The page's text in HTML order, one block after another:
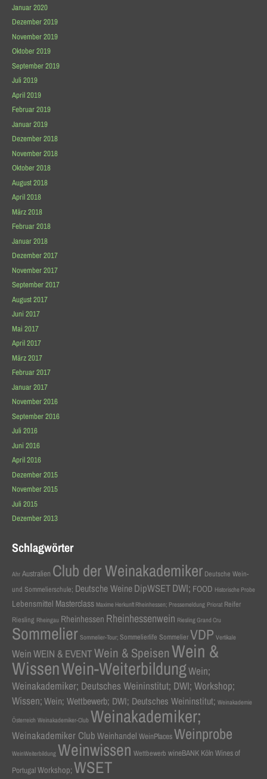
Januar 2020
Dezember 2019
November 2019
Oktober 2019
September 2019
Juli 2019
April 2019
Februar 2019
Januar 2019
Dezember 2018
November 2018
Oktober 2018
August 2018
April 2018
März 2018
Februar 2018
Januar 2018
Dezember 2017
November 2017
September 2017
August 2017
Juni 2017
Mai 2017
April 2017
März 2017
Februar 2017
Januar 2017
November 2016
September 2016
Juli 2016
Juni 2016
April 2016
Dezember 2015
November 2015
Juli 2015
Dezember 2013
Schlagwörter
Ahr Australien Club der Weinakademiker Deutsche Wein-
und Sommelierschule; Deutsche Weine DipWSET DWI; FOOD Historische Probe
Lebensmittel Masterclass Maxime Herkunft Rheinhessen; Pressemeldung Priorat Reifer
Riesling Rheingau Rheinhessen Rheinhessenwein Riesling Grand Cru
Sommelier Sommelier-Tour; Sommelierlife Sommelier VDP Vertikale
WeinWEIN & EVENTWein & SpeisenWein &
WissenWein-WeiterbildungWein;
Weinakademiker; Deutsches Weininstitut; DWI; Workshop;
Wissen;Wein; Wettbewerb; DWI; Deutsches Weininstitut; Weinakademie
Österreich Weinakademiker-Club Weinakademiker;
Weinakademiker ClubWeinhandel WeinPlacesWeinprobe
WeinWeiterbildung Weinwissen Wettbewerb wineBANK Köln Wines of
PortugalWorkshop;WSET